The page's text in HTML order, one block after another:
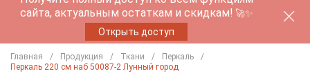
сайта, актуальным остаткам и скидкам! 🚀✨
Открыть доступ
Главная Продукция Ткани
Перкаль
Перкаль 220 см наб 50087-2 Лунный город